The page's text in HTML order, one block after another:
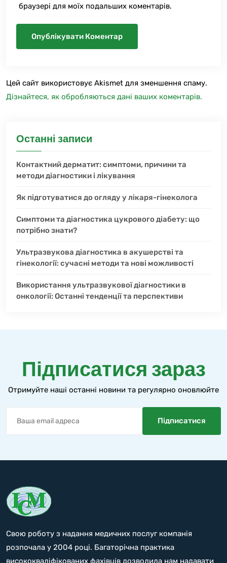
браузері для моїх подальших коментарів.
Цей сайт використовує Akismet для зменшення спаму.
Дізнайтеся, як обробляються дані ваших коментарів.
Останні записи
Контактний дерматит: симптоми, причини та
методи діагностики і лікування
Як підготуватися до огляду у лікаря-гінеколога
Симптоми та діагностика цукрового діабету: що
потрібно знати?
Ультразвукова діагностика в акушерстві та
гінекології: сучасні методи та нові можливості
Використання ультразвукової діагностики в
онкології: Останні тенденції та перспективи
Підписатися зараз
Отримуйте наші останні новини та регулярно оновлюйте
Свою роботу з надання медичних послуг компанія
розпочала у 2004 році. Багаторічна практика
висококваліфікованих фахівців дозволила нам надавати